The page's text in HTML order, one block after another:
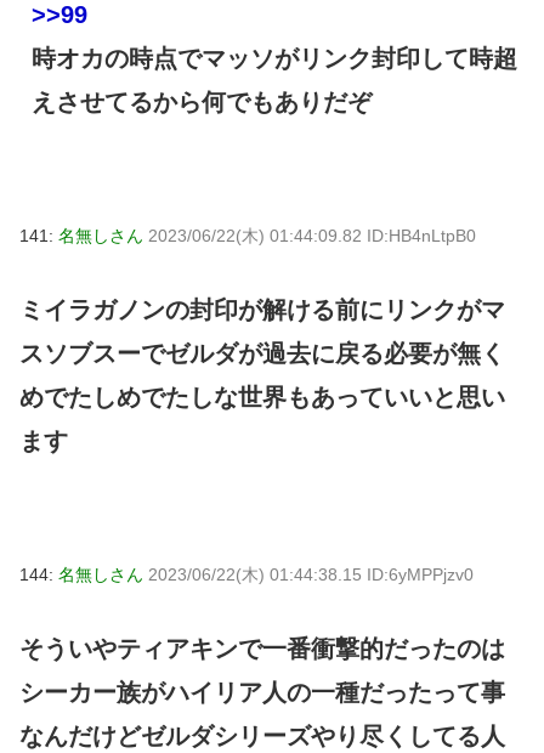
>>99
時オカの時点でマッソがリンク封印して時超
えさせてるから何でもありだぞ
141: 名無しさん 2023/06/22(木) 01:44:09.82 ID:HB4nLtpB0
ミイラガノンの封印が解ける前にリンクがマ
スソブスーでゼルダが過去に戻る必要が無く
めでたしめでたしな世界もあっていいと思い
ます
144: 名無しさん 2023/06/22(木) 01:44:38.15 ID:6yMPPjzv0
そういやティアキンで一番衝撃的だったのは
シーカー族がハイリア人の一種だったって事
なんだけどゼルダシリーズやり尽くしてる人